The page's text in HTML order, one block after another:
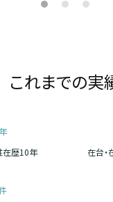
これまでの実
年
在歴10年
在台